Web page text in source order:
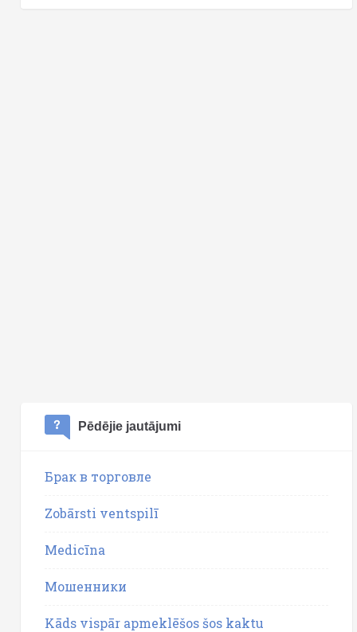
Pēdējie jautājumi
Брак в торговле
Zobārsti ventspilī
Medicīna
Мошенники
Kāds vispār apmeklēšos šos kaktu